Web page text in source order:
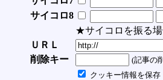
サイコロ8
★サイコロを振る
ＵＲＬ
削除キー
(記事の
クッキー情報を保存